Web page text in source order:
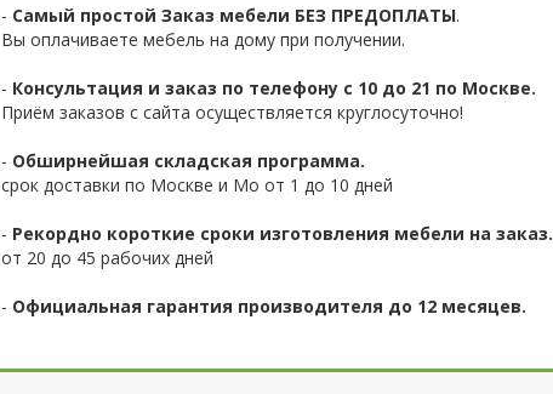
- Самый простой Заказ мебели БЕЗ ПРЕДОПЛАТЫ.
Вы оплачиваете мебель на дому при получении.
- Консультация и заказ по телефону с 10 до 21 по Москве.
Приём заказов с сайта осуществляется круглосуточно!
- Обширнейшая складская программа.
срок доставки по Москве и Мо от 1 до 10 дней
- Рекордно короткие сроки изготовления мебели на заказ.
от 20 до 45 рабочих дней
- Официальная гарантия производителя до 12 месяцев.